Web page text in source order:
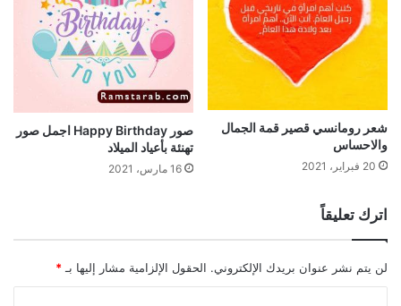
شعر رومانسي قصير قمة الجمال
والاحساس
20 فبراير، 2021
صور Happy Birthday اجمل صور
تهنئة بأعياد الميلاد
16 مارس، 2021
اترك تعليقاً
لن يتم نشر عنوان بريدك الإلكتروني. الحقول الإلزامية مشار إليها بـ *